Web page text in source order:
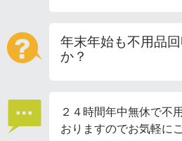
年末年始も不用品
か？
２４時間年中無休で不
おりますのでお気軽に